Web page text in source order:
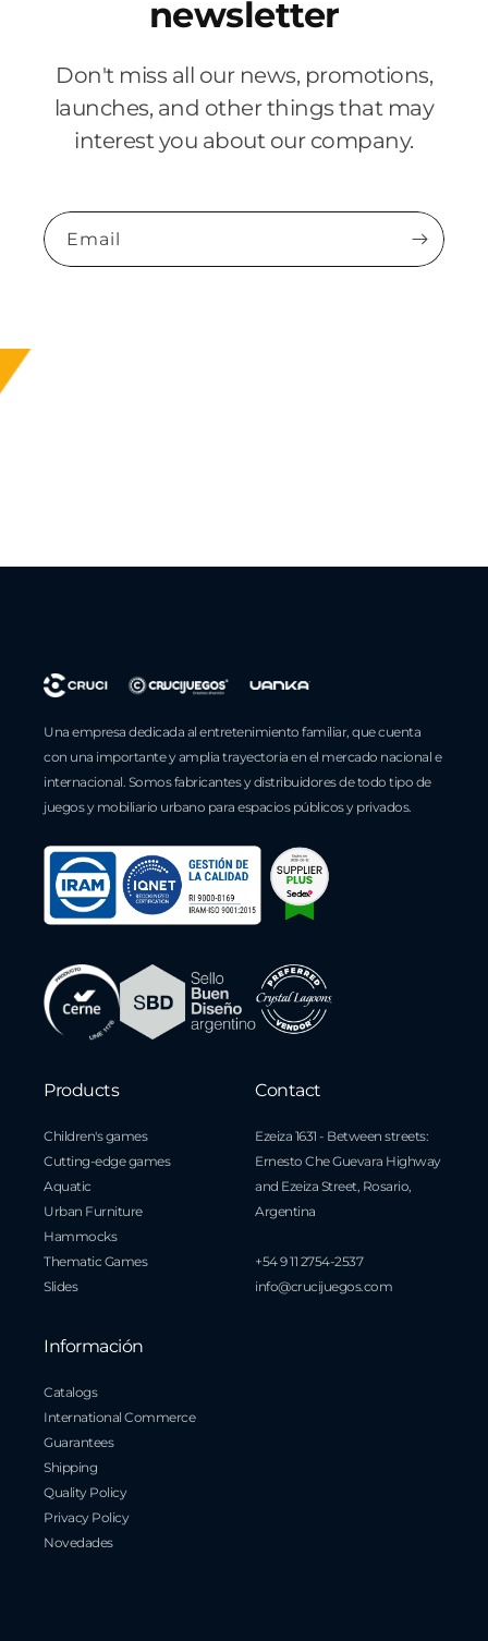
newsletter
Don't miss all our news, promotions,
launches, and other things that may
interest you about our company.
Email
Una empresa dedicada al entretenimiento familiar, que cuenta
con una importante y amplia trayectoria en el mercado nacional e
internacional. Somos fabricantes y distribuidores de todo tipo de
juegos y mobiliario urbano para espacios públicos y privados.
Products
Children's games
Cutting-edge games
Aquatic
Urban Furniture
Hammocks
Thematic Games
Slides
Información
Catalogs
International Commerce
Guarantees
Shipping
Quality Policy
Privacy Policy
Novedades
Contact
Ezeiza 1631 - Between streets:
Ernesto Che Guevara Highway
and Ezeiza Street, Rosario,
Argentina
+54 9 11 2754-2537
info@crucijuegos.com